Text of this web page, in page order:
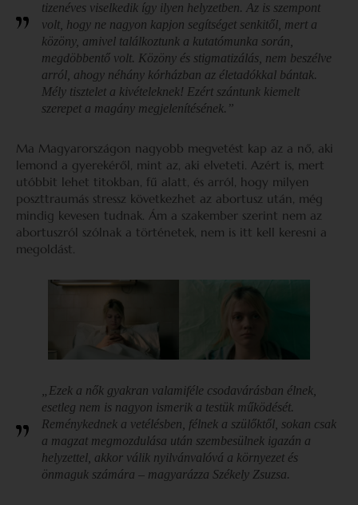
tizenéves viselkedik így ilyen helyzetben. Az is szempont
volt, hogy ne nagyon kapjon segítséget senkitől, mert a
közöny, amivel találkoztunk a kutatómunka során,
megdöbbentő volt. Közöny és stigmatizálás, nem beszélve
arról, ahogy néhány kórházban az életadókkal bántak.
Mély tisztelet a kivételeknek! Ezért szántunk kiemelt
szerepet a magány megjelenítésének.”
Ma Magyarországon nagyobb megvetést kap az a nő, aki
lemond a gyerekéről, mint az, aki elveteti. Azért is, mert
utóbbit lehet titokban, fű alatt, és arról, hogy milyen
poszttraumás stressz következhet az abortusz után, még
mindig kevesen tudnak. Ám a szakember szerint nem az
abortuszról szólnak a történetek, nem is itt kell keresni a
megoldást.
„Ezek a nők gyakran valamiféle csodavárásban élnek,
esetleg nem is nagyon ismerik a testük működését.
Reménykednek a vetélésben, félnek a szülőktől, sokan csak
a magzat megmozdulása után szembesülnek igazán a
helyzettel, akkor válik nyilvánvalóvá a környezet és
önmaguk számára – magyarázza Székely Zsuzsa.